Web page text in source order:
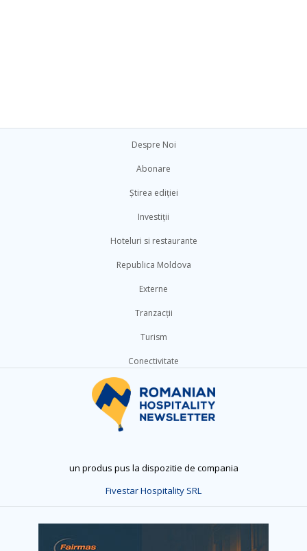
Despre Noi
Abonare
Știrea ediției
Investiții
Hoteluri si restaurante
Republica Moldova
Externe
Tranzacții
Turism
Conectivitate
un produs pus la dispozitie de compania
Fivestar Hospitality SRL